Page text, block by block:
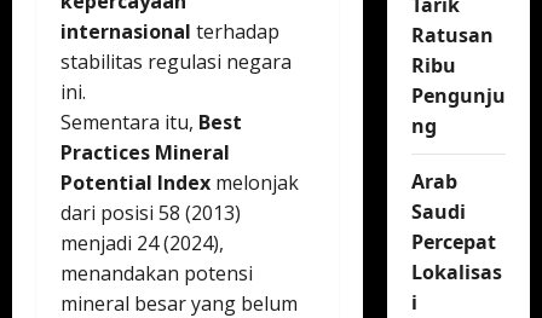
internasional terhadap
stabilitas regulasi negara
ini.
Sementara itu, Best
Practices Mineral
Potential Index melonjak
dari posisi 58 (2013)
menjadi 24 (2024),
menandakan potensi
mineral besar yang belum
Ratusan
Ribu
Pengunju
ng
Arab
Saudi
Percepat
Lokalisas
i